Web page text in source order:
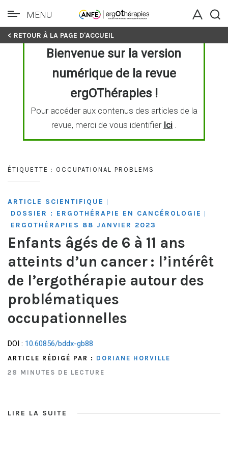
Skip
MENU
< RETOUR À LA PAGE D'ACCUEIL
Bienvenue sur la version
numérique de la revue
ergOThérapies !
Pour accéder aux contenus des articles de la
revue, merci de vous identifier Ici.
ÉTIQUETTE : OCCUPATIONAL PROBLEMS
ARTICLE SCIENTIFIQUE |
DOSSIER : ERGOTHÉRAPIE EN CANCÉROLOGIE |
ERGOTHÉRAPIES 88 JANVIER 2023
Enfants âgés de 6 à 11 ans
atteints d’un cancer : l’intérêt
de l’ergothérapie autour des
problématiques
occupationnelles
DOI : 10.60856/bddx-gb88
ARTICLE RÉDIGÉ PAR : DORIANE HORVILLE
28 MINUTES DE LECTURE
LIRE LA SUITE